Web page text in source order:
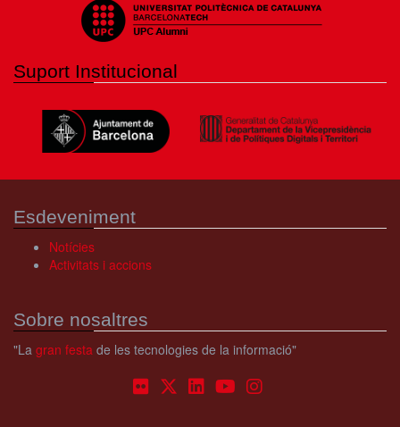
Suport Institucional
Esdeveniment
Notícies
Activitats i accions
Sobre nosaltres
"La gran festa de les tecnologies de la informació"